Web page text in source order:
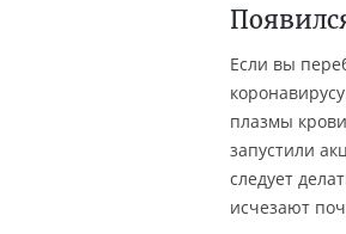
Если вы
плазмы
запустили
следует
исчезают